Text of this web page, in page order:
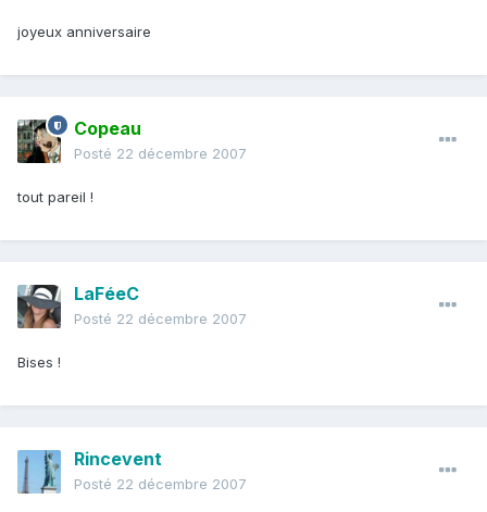
joyeux anniversaire
Copeau
Posté 22 décembre 2007
tout pareil !
LaFéeC
Posté 22 décembre 2007
Bises !
Rincevent
Posté 22 décembre 2007